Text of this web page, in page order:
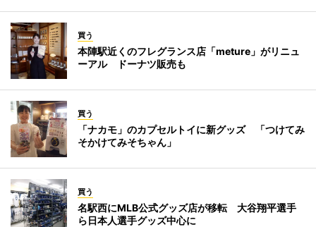
買う
本陣駅近くのフレグランス店「meture」がリニュ
ーアル ドーナツ販売も
買う
「ナカモ」のカプセルトイに新グッズ 「つけてみ
そかけてみそちゃん」
買う
名駅西にMLB公式グッズ店が移転 大谷翔平選手
ら日本人選手グッズ中心に